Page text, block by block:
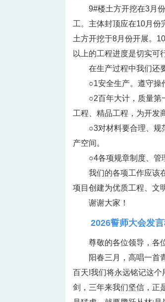
9#楼土方开挖在3月
工。主体封顶应在10月份
土方开挖于8月份开展。
以上的工程进度是切实可
在生产过程中我们还
○1安全生产。遵守操
○2百年大计，质量第
工程、精品工程，为开发
○3对材料要合理、规
产空间。
○4各项规章制度、管
我们的各项工作应该
项目创建为优质工程、文
谢谢大家！
2026誓师大会发
尊敬的各位领导，各
阳春三月，高唱一首
百天!我们将永远铭记这
剑，三年来我们坚信，正